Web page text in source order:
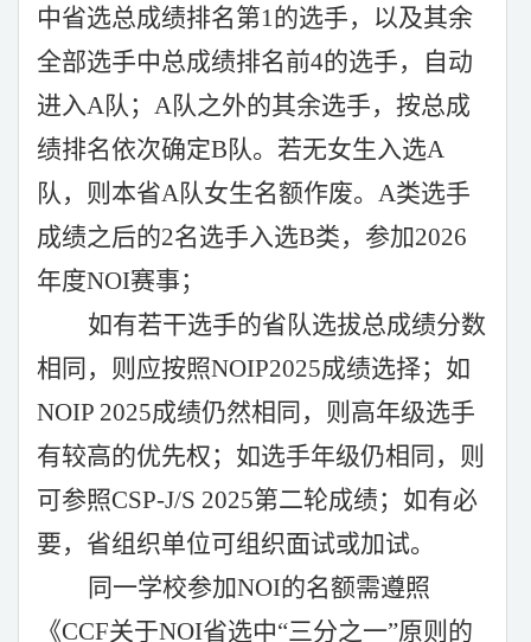
中省选总成绩排名第1的选手，以及其余
全部选手中总成绩排名前4的选手，自动
进入A队；A队之外的其余选手，按总成
绩排名依次确定B队。若无女生入选A
队，则本省A队女生名额作废。A类选手
成绩之后的2名选手入选B类，参加2026
年度NOI赛事；
如有若干选手的省队选拔总成绩分数
相同，则应按照NOIP2025成绩选择；如
NOIP 2025成绩仍然相同，则高年级选手
有较高的优先权；如选手年级仍相同，则
可参照CSP-J/S 2025第二轮成绩；如有必
要，省组织单位可组织面试或加试。
同一学校参加NOI的名额需遵照
《CCF关于NOI省选中“三分之一”原则的